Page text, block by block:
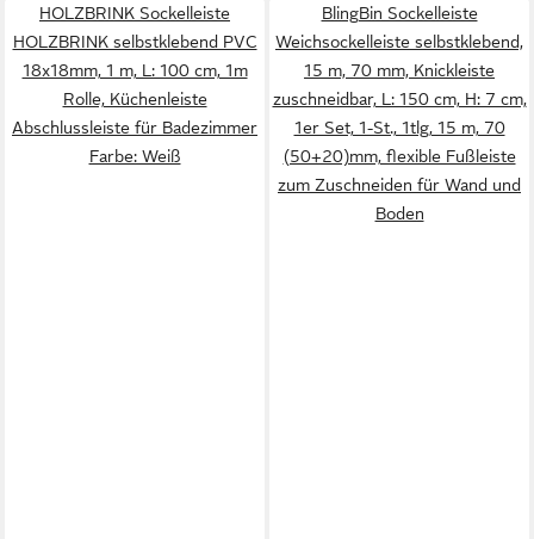
HOLZBRINK Sockelleiste
HOLZBRINK selbstklebend PVC
18x18mm, 1 m, L: 100 cm, 1m
Rolle, Küchenleiste
Abschlussleiste für Badezimmer
Farbe: Weiß
BlingBin Sockelleiste
Weichsockelleiste selbstklebend,
15 m, 70 mm, Knickleiste
zuschneidbar, L: 150 cm, H: 7 cm,
1er Set, 1-St., 1tlg, 15 m, 70
(50+20)mm, flexible Fußleiste
zum Zuschneiden für Wand und
Boden